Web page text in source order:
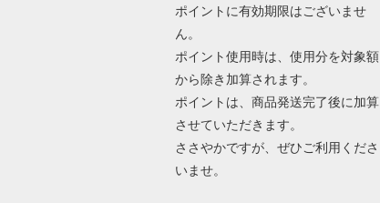
ポイントに有効期限はございませ
ん。
ポイント使用時は、使用分を対象額
から除き加算されます。
ポイントは、商品発送完了後に加算
させていただきます。
ささやかですが、ぜひご利用くださ
いませ。